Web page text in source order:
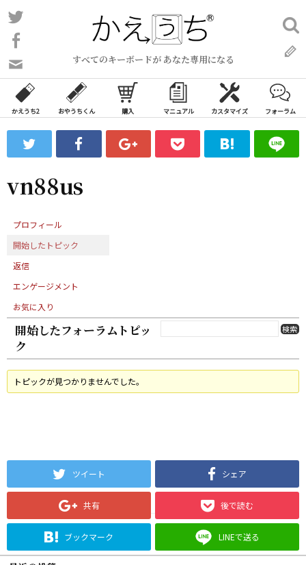
コ
ン
ン
ツ
ス
ッ
すべてのキーボードが あなた専用になる
い
合
わ
フ
ォ
ム
検
索:
かえうち2 おやうちくん 購入 マニュアル カスタマイズ フォーラム
vn88us
プロフィール
開始したトピック
返信
エンゲージメント
お気に入り
開始したフォーラムトピッ
ク
トピックが見つかりませんでした。
ツイート シェア
共有 後で読む
ブックマーク LINEで送る